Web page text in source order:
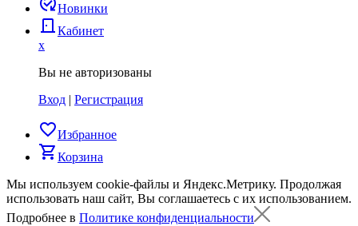
Новинки
door_back Кабинет
x
Вы не авторизованы
Вход | Регистрация
favorite_borderИзбранное
shopping_cartКорзина
Мы используем cookie-файлы и Яндекс.Метрику. Продолжая
использовать наш сайт, Вы соглашаетесь с их использованием.
Подробнее в Политике конфиденциальности